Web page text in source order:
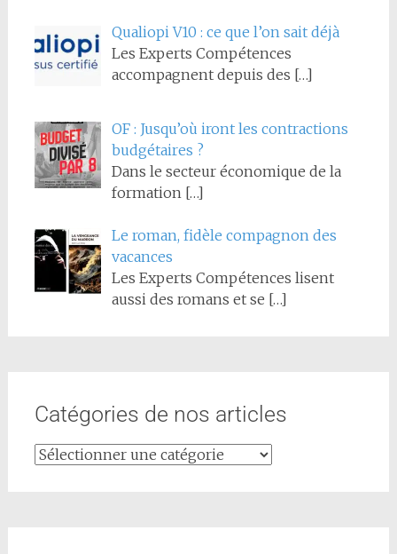
Qualiopi V10 : ce que l’on sait déjà
Les Experts Compétences
accompagnent depuis des […]
OF : Jusqu’où iront les contractions
budgétaires ?
Dans le secteur économique de la
formation […]
Le roman, fidèle compagnon des
vacances
Les Experts Compétences lisent
aussi des romans et se […]
Catégories de nos articles